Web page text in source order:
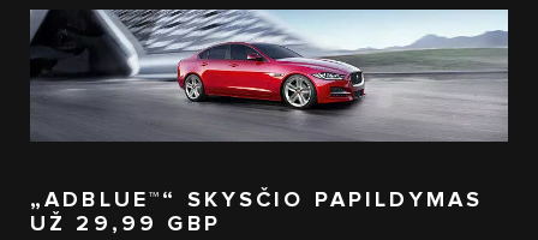
„ADBLUE™“ SKYSČIO PAPILDYMAS
UŽ 29,99 GBP